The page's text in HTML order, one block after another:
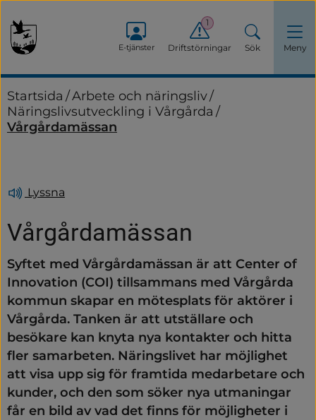
E-tjänster Driftstörningar
1
Sök Meny
Startsida /Arbete och näringsliv/
Näringslivsutveckling i Vårgårda /
Vårgårdamässan
Lyssna
Vårgårdamässan
Syftet med Vårgårdamässan är att Center of
Innovation (COI) tillsammans med Vårgårda
kommun skapar en mötesplats för aktörer i
Vårgårda. Tanken är att utställare och
besökare kan knyta nya kontakter och hitta
fler samarbeten. Näringslivet har möjlighet
att visa upp sig för framtida medarbetare och
kunder, och den som söker nya utmaningar
får en bild av vad det finns för möjligheter i